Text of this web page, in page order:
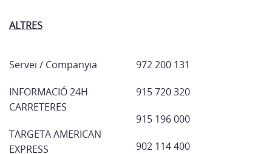
ALTRES
Servei / Companyia
INFORMACIÓ 24H
CARRETERES
TARGETA AMERICAN
EXPRESS
972 200 131
915 720 320
915 196 000
902 114 400